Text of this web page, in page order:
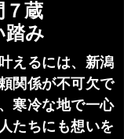
７蔵
踏み
えるには、新潟
関係が不可欠で
寒冷な地で一心
たちにも想いを